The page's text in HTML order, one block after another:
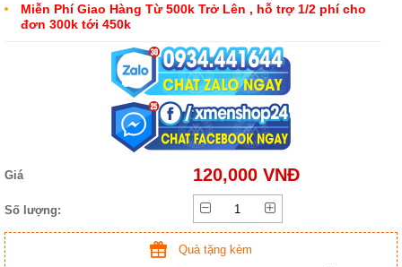
Miễn Phí Giao Hàng Từ 500k Trở Lên , hỗ trợ 1/2 phí cho
đơn 300k tới 450k
Giá 120,000 VNĐ
Số lượng:
Quà tặng kèm